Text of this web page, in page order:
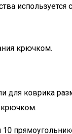
используется
крючком.
для коврика
крючком.
10